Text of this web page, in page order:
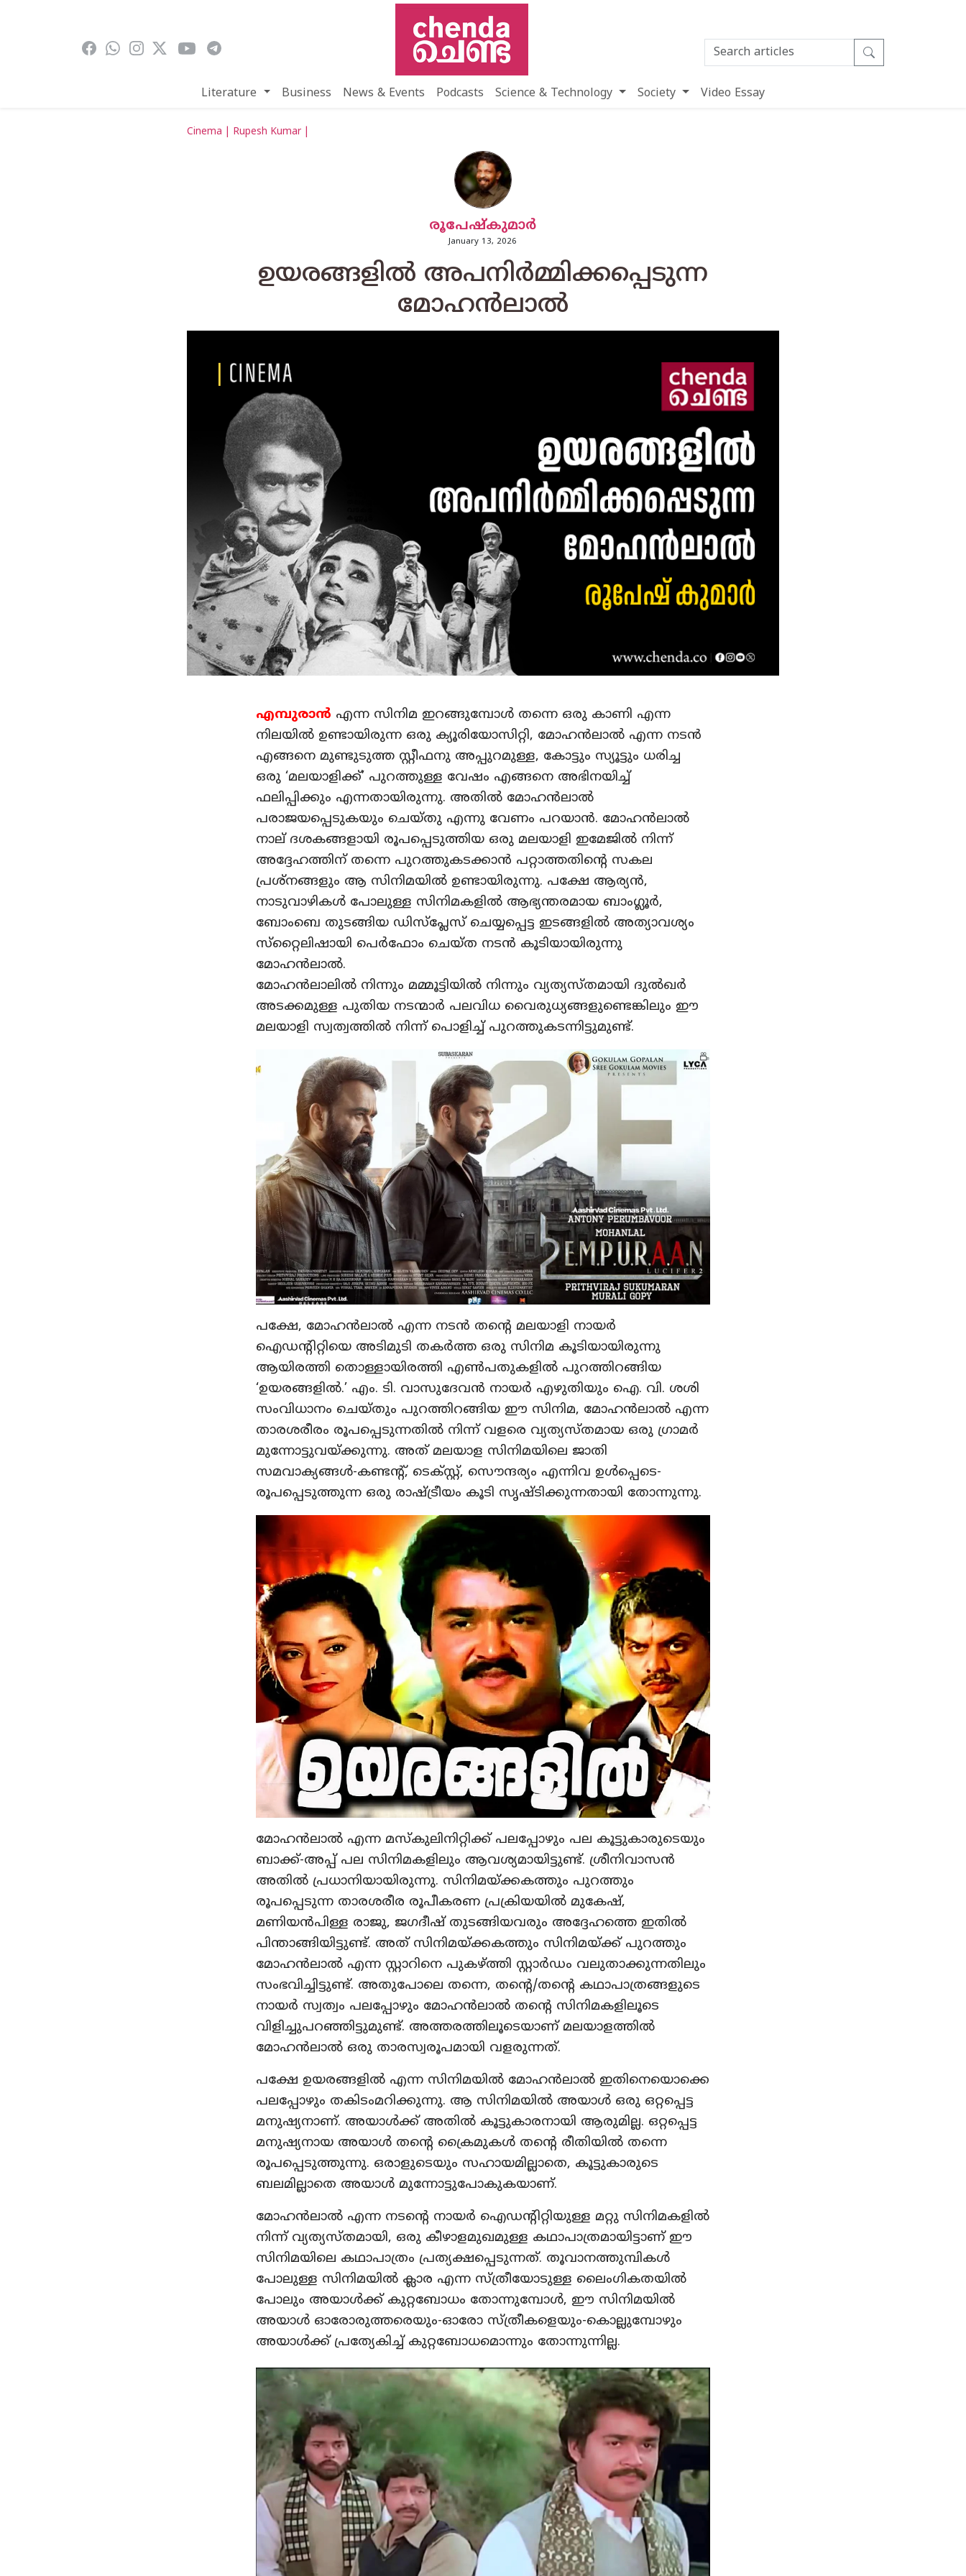
Literature Business News & Events Podcasts Science & Technology Society Video Essay
Cinema | Rupesh Kumar |
രൂപേഷ്കുമാര്‍
January 13, 2026
ഉയരങ്ങളിൽ അപനിർമ്മിക്കപ്പെടുന്ന
മോഹൻലാൽ
എമ്പുരാന്‍ എന്ന സിനിമ ഇറങ്ങുമ്പോള്‍ തന്നെ ഒരു കാണി എന്ന
നിലയില്‍ ഉണ്ടായിരുന്ന ഒരു ക്യൂരിയോസിറ്റി, മോഹന്‍ലാല്‍ എന്ന നടന്‍
എങ്ങനെ മുണ്ടുടുത്ത സ്റ്റീഫനു അപ്പുറമുള്ള, കോട്ടും സ്യൂട്ടും ധരിച്ച
ഒരു ‘മലയാളിക്ക്’ പുറത്തുള്ള വേഷം എങ്ങനെ അഭിനയിച്ച്
ഫലിപ്പിക്കും എന്നതായിരുന്നു. അതില്‍ മോഹന്‍ലാല്‍
പരാജയപ്പെടുകയും ചെയ്തു എന്നു വേണം പറയാന്‍. മോഹന്‍ലാല്‍
നാല് ദശകങ്ങളായി രൂപപ്പെടുത്തിയ ഒരു മലയാളി ഇമേജില്‍ നിന്ന്
അദ്ദേഹത്തിന് തന്നെ പുറത്തുകടക്കാന്‍ പറ്റാത്തതിന്റെ സകല
പ്രശ്‌നങ്ങളും ആ സിനിമയില്‍ ഉണ്ടായിരുന്നു. പക്ഷേ ആര്യന്‍,
നാടുവാഴികള്‍ പോലുള്ള സിനിമകളില്‍ ആഭ്യന്തരമായ ബാംഗ്ലൂര്‍,
ബോംബെ തുടങ്ങിയ ഡിസ്‌പ്ലേസ് ചെയ്യപ്പെട്ട ഇടങ്ങളില്‍ അത്യാവശ്യം
സ്‌റ്റൈലിഷായി പെര്‍ഫോം ചെയ്ത നടന്‍ കൂടിയായിരുന്നു
മോഹന്‍ലാല്‍.
മോഹന്‍ലാലില്‍ നിന്നും മമ്മൂട്ടിയില്‍ നിന്നും വ്യത്യസ്തമായി ദുല്‍ഖര്‍
അടക്കമുള്ള പുതിയ നടന്മാര്‍ പലവിധ വൈരുധ്യങ്ങളുണ്ടെങ്കിലും ഈ
മലയാളി സ്വത്വത്തില്‍ നിന്ന് പൊളിച്ച് പുറത്തുകടന്നിട്ടുമുണ്ട്.
പക്ഷേ, മോഹന്‍ലാല്‍ എന്ന നടന്‍ തന്റെ മലയാളി നായര്‍
ഐഡന്റിറ്റിയെ അടിമുടി തകര്‍ത്ത ഒരു സിനിമ കൂടിയായിരുന്നു
ആയിരത്തി തൊള്ളായിരത്തി എണ്‍പതുകളില്‍ പുറത്തിറങ്ങിയ
‘ഉയരങ്ങളില്‍.’ എം. ടി. വാസുദേവന്‍ നായര്‍ എഴുതിയും ഐ. വി. ശശി
സംവിധാനം ചെയ്തും പുറത്തിറങ്ങിയ ഈ സിനിമ, മോഹന്‍ലാല്‍ എന്ന
താരശരീരം രൂപപ്പെടുന്നതില്‍ നിന്ന് വളരെ വ്യത്യസ്തമായ ഒരു ഗ്രാമര്‍
മുന്നോട്ടുവയ്ക്കുന്നു. അത് മലയാള സിനിമയിലെ ജാതി
സമവാക്യങ്ങള്‍-കണ്ടന്റ്, ടെക്സ്റ്റ്, സൌന്ദര്യം എന്നിവ ഉള്‍പ്പെടെ-
രൂപപ്പെടുത്തുന്ന ഒരു രാഷ്ട്രീയം കൂടി സൃഷ്ടിക്കുന്നതായി തോന്നുന്നു.
മോഹന്‍ലാല്‍ എന്ന മസ്‌കുലിനിറ്റിക്ക് പലപ്പോഴും പല കൂട്ടുകാരുടെയും
ബാക്ക്-അപ്പ് പല സിനിമകളിലും ആവശ്യമായിട്ടുണ്ട്. ശ്രീനിവാസന്‍
അതില്‍ പ്രധാനിയായിരുന്നു. സിനിമയ്ക്കകത്തും പുറത്തും
രൂപപ്പെടുന്ന താരശരീര രൂപീകരണ പ്രക്രിയയില്‍ മുകേഷ്,
മണിയന്‍പിള്ള രാജു, ജഗദീഷ് തുടങ്ങിയവരും അദ്ദേഹത്തെ ഇതില്‍
പിന്താങ്ങിയിട്ടുണ്ട്. അത് സിനിമയ്ക്കകത്തും സിനിമയ്ക്ക് പുറത്തും
മോഹന്‍ലാല്‍ എന്ന സ്റ്റാറിനെ പുകഴ്ത്തി സ്റ്റാര്‍ഡം വലുതാക്കുന്നതിലും
സംഭവിച്ചിട്ടുണ്ട്. അതുപോലെ തന്നെ, തന്റെ/തന്റെ കഥാപാത്രങ്ങളുടെ
നായര്‍ സ്വത്വം പലപ്പോഴും മോഹന്‍ലാല്‍ തന്റെ സിനിമകളിലൂടെ
വിളിച്ചുപറഞ്ഞിട്ടുമുണ്ട്. അത്തരത്തിലൂടെയാണ് മലയാളത്തില്‍
മോഹന്‍ലാല്‍ ഒരു താരസ്വരൂപമായി വളരുന്നത്.
പക്ഷേ ഉയരങ്ങളില്‍ എന്ന സിനിമയില്‍ മോഹന്‍ലാല്‍ ഇതിനെയൊക്കെ
പലപ്പോഴും തകിടംമറിക്കുന്നു. ആ സിനിമയില്‍ അയാള്‍ ഒരു ഒറ്റപ്പെട്ട
മനുഷ്യനാണ്. അയാള്‍ക്ക് അതില്‍ കൂട്ടുകാരനായി ആരുമില്ല. ഒറ്റപ്പെട്ട
മനുഷ്യനായ അയാള്‍ തന്റെ ക്രൈമുകള്‍ തന്റെ രീതിയില്‍ തന്നെ
രൂപപ്പെടുത്തുന്നു. ഒരാളുടെയും സഹായമില്ലാതെ, കൂട്ടുകാരുടെ
ബലമില്ലാതെ അയാള്‍ മുന്നോട്ടുപോകുകയാണ്.
മോഹന്‍ലാല്‍ എന്ന നടന്റെ നായര്‍ ഐഡന്റിറ്റിയുള്ള മറ്റു സിനിമകളില്‍
നിന്ന് വ്യത്യസ്തമായി, ഒരു കീഴാളമുഖമുള്ള കഥാപാത്രമായിട്ടാണ് ഈ
സിനിമയിലെ കഥാപാത്രം പ്രത്യക്ഷപ്പെടുന്നത്. തൂവാനത്തുമ്പികള്‍
പോലുള്ള സിനിമയില്‍ ക്ലാര എന്ന സ്ത്രീയോടുള്ള ലൈംഗികതയില്‍
പോലും അയാള്‍ക്ക് കുറ്റബോധം തോന്നുമ്പോള്‍, ഈ സിനിമയില്‍
അയാള്‍ ഓരോരുത്തരെയും-ഓരോ സ്ത്രീകളെയും-കൊല്ലുമ്പോഴും
അയാള്‍ക്ക് പ്രത്യേകിച്ച് കുറ്റബോധമൊന്നും തോന്നുന്നില്ല.